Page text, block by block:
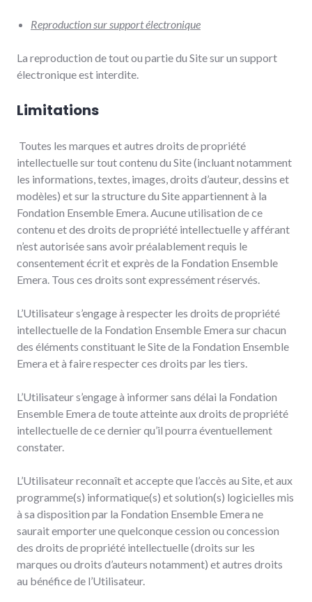
Reproduction sur support électronique
La reproduction de tout ou partie du Site sur un support
électronique est interdite.
Limitations
Toutes les marques et autres droits de propriété
intellectuelle sur tout contenu du Site (incluant notamment
les informations, textes, images, droits d’auteur, dessins et
modèles) et sur la structure du Site appartiennent à la
Fondation Ensemble Emera. Aucune utilisation de ce
contenu et des droits de propriété intellectuelle y afférant
n’est autorisée sans avoir préalablement requis le
consentement écrit et exprès de la Fondation Ensemble
Emera. Tous ces droits sont expressément réservés.
L’Utilisateur s’engage à respecter les droits de propriété
intellectuelle de la Fondation Ensemble Emera sur chacun
des éléments constituant le Site de la Fondation Ensemble
Emera et à faire respecter ces droits par les tiers.
L’Utilisateur s’engage à informer sans délai la Fondation
Ensemble Emera de toute atteinte aux droits de propriété
intellectuelle de ce dernier qu’il pourra éventuellement
constater.
L’Utilisateur reconnaît et accepte que l’accès au Site, et aux
programme(s) informatique(s) et solution(s) logicielles mis
à sa disposition par la Fondation Ensemble Emera ne
saurait emporter une quelconque cession ou concession
des droits de propriété intellectuelle (droits sur les
marques ou droits d’auteurs notamment) et autres droits
au bénéfice de l’Utilisateur.